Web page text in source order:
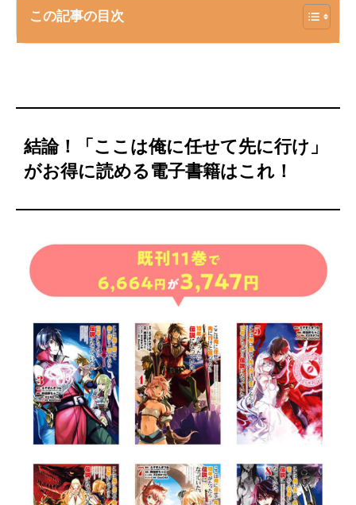
この記事の目次
結論！「ここは俺に任せて先に行け」
がお得に読める電子書籍はこれ！